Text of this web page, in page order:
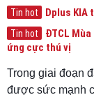
Tin hot Dplus KIA
Tin hot
ĐTCL
ứng cực thú vị
Trong giai đoạn
được sức mạnh